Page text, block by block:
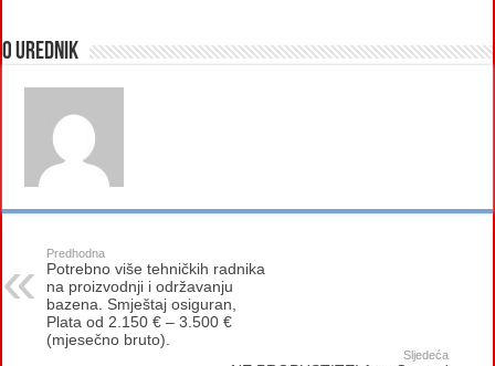
O urednik
Predhodna
Potrebno više tehničkih radnika
na proizvodnji i održavanju
bazena. Smještaj osiguran,
Plata od 2.150 € – 3.500 €
(mjesečno bruto).
Sljedeća